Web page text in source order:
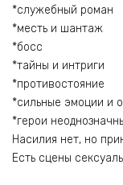
*служебный роман
*месть и шантаж
*босс
*тайны и интриги
*противостояние
*сильные эмоции и
*герои
Насилия нет, но
Есть сцены